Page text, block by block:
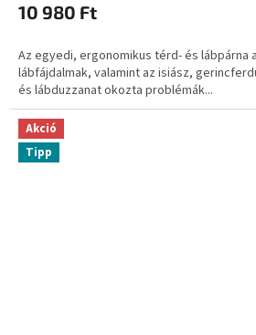
10 980 Ft
Az egyedi, ergonomikus térd- és lábpárna
lábfájdalmak, valamint az isiász,
és lábduzzanat okozta problémák...
Akció
Tipp